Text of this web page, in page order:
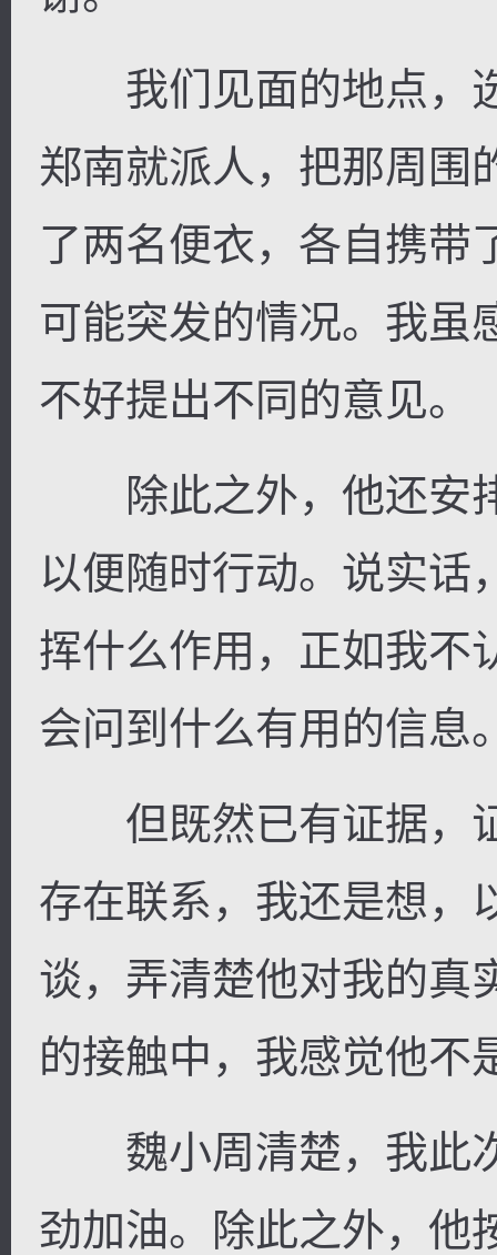
我们见面的地点，
郑南就派人，把那周围
了两名便衣，各自携带
可能突发的情况。我虽
不好提出不同的意见。
除此之外，他还安
以便随时行动。说实话
挥什么作用，正如我不
会问到什么有用的信息
但既然已有证据，
存在联系，我还是想，
谈，弄清楚他对我的真
的接触中，我感觉他不
魏小周清楚，我此
劲加油。除此之外，他